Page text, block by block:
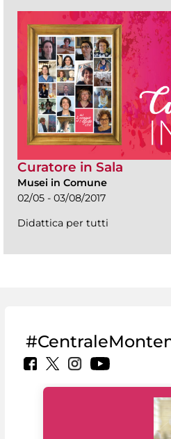
Curatore in Sala
Musei in Comune
02/05 - 03/08/2017
Didattica per tutti